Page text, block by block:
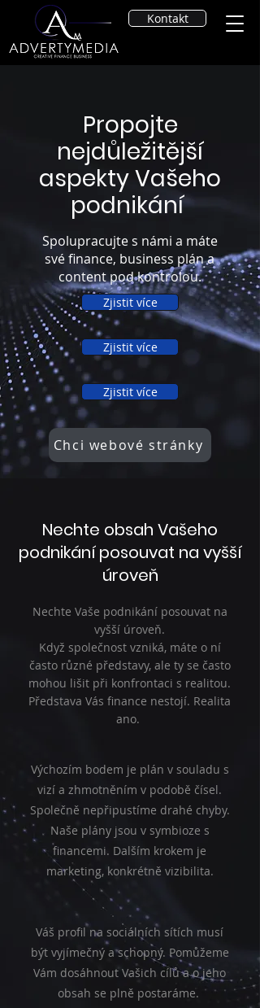
Kontakt
Propojte
nejdůležitější
aspekty Vašeho
podnikání
Spolupracujte s námi a máte
své finance, business plán a
content pod kontrolou.
Zjistit více
Zjistit více
Zjistit více
Chci webové stránky
Nechte obsah Vašeho
podnikání posouvat na vyšší
úroveň
Nechte Vaše podnikání posouvat na
vyšší úroveň.
Když společnost vzniká, máte o ní
často různé představy, ale ty se často
mohou lišit při konfrontaci s realitou.
Představa Vás finance nestojí. Realita
ano.
Výchozím bodem je plán v souladu s
vizí a zhmotněním v podobě čísel.
Společně nepřipustíme drahé chyby.
Naše plány jsou v symbioze s
financemi. Dalším krokem je
marketing, konkrétně vizibilita.
Váš profil na sociálních sítích musí
být vyjímečný a schopný. Pomůžeme
Vám dosáhnout Vašich cílů a o jeho
obsah se plně postaráme.